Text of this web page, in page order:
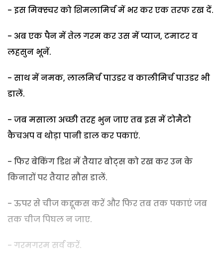
- इस मिक्स्चर को शिमलामिर्च में भर कर एक तरफ रख दें.
- अब एक पैन में तेल गरम कर उस में प्याज, टमाटर व
लहसुन भूनें.
- साथ में नमक, लालमिर्च पाउडर व कालीमिर्च पाउडर भी
डालें.
- जब मसाला अच्छी तरह भुन जाए तब इस में टोमैटो
कैचअप व थोड़ा पानी डाल कर पकाएं.
- फिर बेकिंग डिश में तैयार बोट्स को रख कर उन के
किनारों पर तैयार सौस डालें.
- ऊपर से चीज कद्दूकस करें और फिर तब तक पकाएं जब
तक चीज पिघल न जाए.
- गरमगरम सर्व करें.